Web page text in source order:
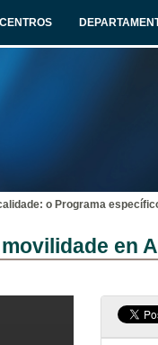
CENTROS
o Programa
en